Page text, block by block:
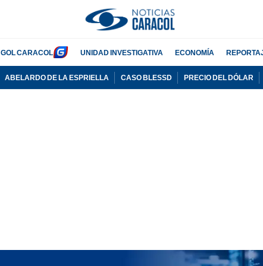
GOL CARACOL UNIDAD INVESTIGATIVA ECONOMÍA
ABELARDO DE LA ESPRIELLA CASO BLESSD PRECIO DEL DÓLAR